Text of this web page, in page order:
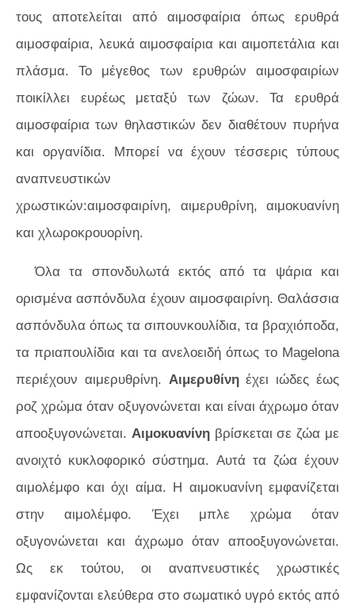
τους αποτελείται από αιμοσφαίρια όπως ερυθρά
αιμοσφαίρια, λευκά αιμοσφαίρια και αιμοπετάλια και
πλάσμα. Το μέγεθος των ερυθρών αιμοσφαιρίων
ποικίλλει ευρέως μεταξύ των ζώων. Τα ερυθρά
αιμοσφαίρια των θηλαστικών δεν διαθέτουν πυρήνα
και οργανίδια. Μπορεί να έχουν τέσσερις τύπους
αναπνευστικών
χρωστικών:αιμοσφαιρίνη, αιμερυθρίνη, αιμοκυανίνη
και χλωροκρουορίνη.
Όλα τα σπονδυλωτά εκτός από τα ψάρια και
ορισμένα ασπόνδυλα έχουν αιμοσφαιρίνη. Θαλάσσια
ασπόνδυλα όπως τα σιπουνκουλίδια, τα βραχιόποδα,
τα πριαπουλίδια και τα ανελοειδή όπως το Magelona
περιέχουν αιμερυθρίνη. Αιμερυθίνηέχει ιώδες έως
ροζ χρώμα όταν οξυγονώνεται και είναι άχρωμο όταν
αποοξυγονώνεται. Αιμοκυανίνηβρίσκεται σε ζώα με
ανοιχτό κυκλοφορικό σύστημα. Αυτά τα ζώα έχουν
αιμολέμφο και όχι αίμα. Η αιμοκυανίνη εμφανίζεται
στην αιμολέμφο. Έχει μπλε χρώμα όταν
οξυγονώνεται και άχρωμο όταν αποοξυγονώνεται.
Ως εκ τούτου, οι αναπνευστικές χρωστικές
εμφανίζονται ελεύθερα στο σωματικό υγρό εκτός από